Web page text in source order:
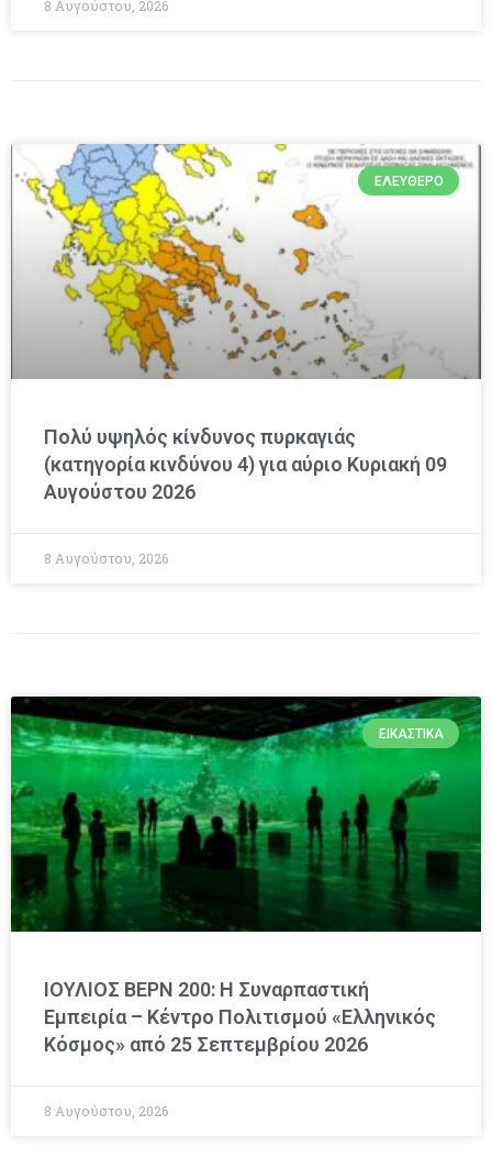
8 Αυγούστου, 2026
ΕΛΕΎΘΕΡΟ
Πολύ υψηλός κίνδυνος πυρκαγιάς
(κατηγορία κινδύνου 4) για αύριο Κυριακή 09
Αυγούστου 2026
8 Αυγούστου, 2026
ΕΙΚΑΣΤΙΚΆ
ΙΟΥΛΙΟΣ ΒΕΡΝ 200: Η Συναρπαστική
Εμπειρία – Κέντρο Πολιτισμού «Ελληνικός
Κόσμος» από 25 Σεπτεμβρίου 2026
8 Αυγούστου, 2026